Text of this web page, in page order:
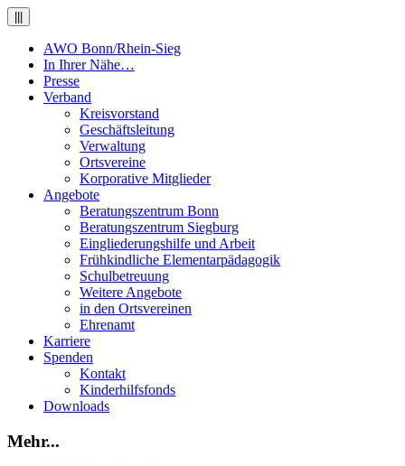
AWO Bonn/Rhein-Sieg
In Ihrer Nähe…
Presse
Verband
Kreisvorstand
Geschäftsleitung
Verwaltung
Ortsvereine
Korporative Mitglieder
Angebote
Beratungszentrum Bonn
Beratungszentrum Siegburg
Eingliederungshilfe und Arbeit
Frühkindliche Elementarpädagogik
Schulbetreuung
Weitere Angebote
in den Ortsvereinen
Ehrenamt
Karriere
Spenden
Kontakt
Kinderhilfsfonds
Downloads
Mehr...